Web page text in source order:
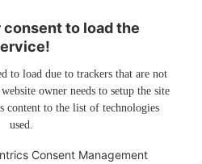
consent to load the
to load due to trackers that are not
owner needs to setup the site
content to the list of technologies
used.
Consent Management